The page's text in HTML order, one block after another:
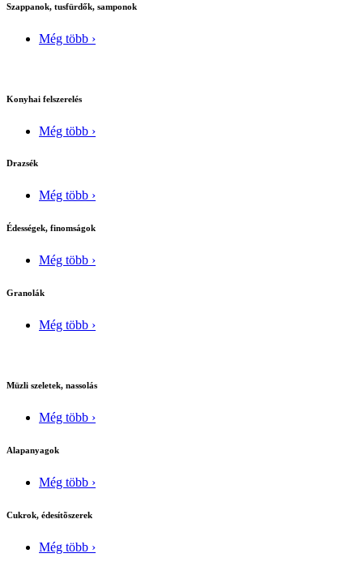
Szappanok, tusfürdők, samponok
Még több ›
Konyhai felszerelés
Még több ›
Drazsék
Még több ›
Édességek, finomságok
Még több ›
Granolák
Még több ›
Müzli szeletek, nassolás
Még több ›
Alapanyagok
Még több ›
Cukrok, édesítõszerek
Még több ›